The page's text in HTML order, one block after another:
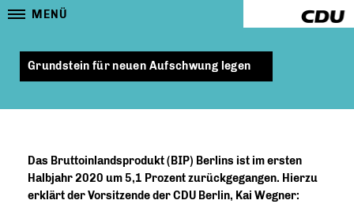
MENÜ
Grundstein für neuen Aufschwung legen
Das Bruttoinlandsprodukt (BIP) Berlins ist im ersten
Halbjahr 2020 um 5,1 Prozent zurückgegangen. Hierzu
erklärt der Vorsitzende der CDU Berlin, Kai Wegner: